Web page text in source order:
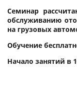
Семинар
обслуживанию
на грузовых
Обучение
Начало занятий в